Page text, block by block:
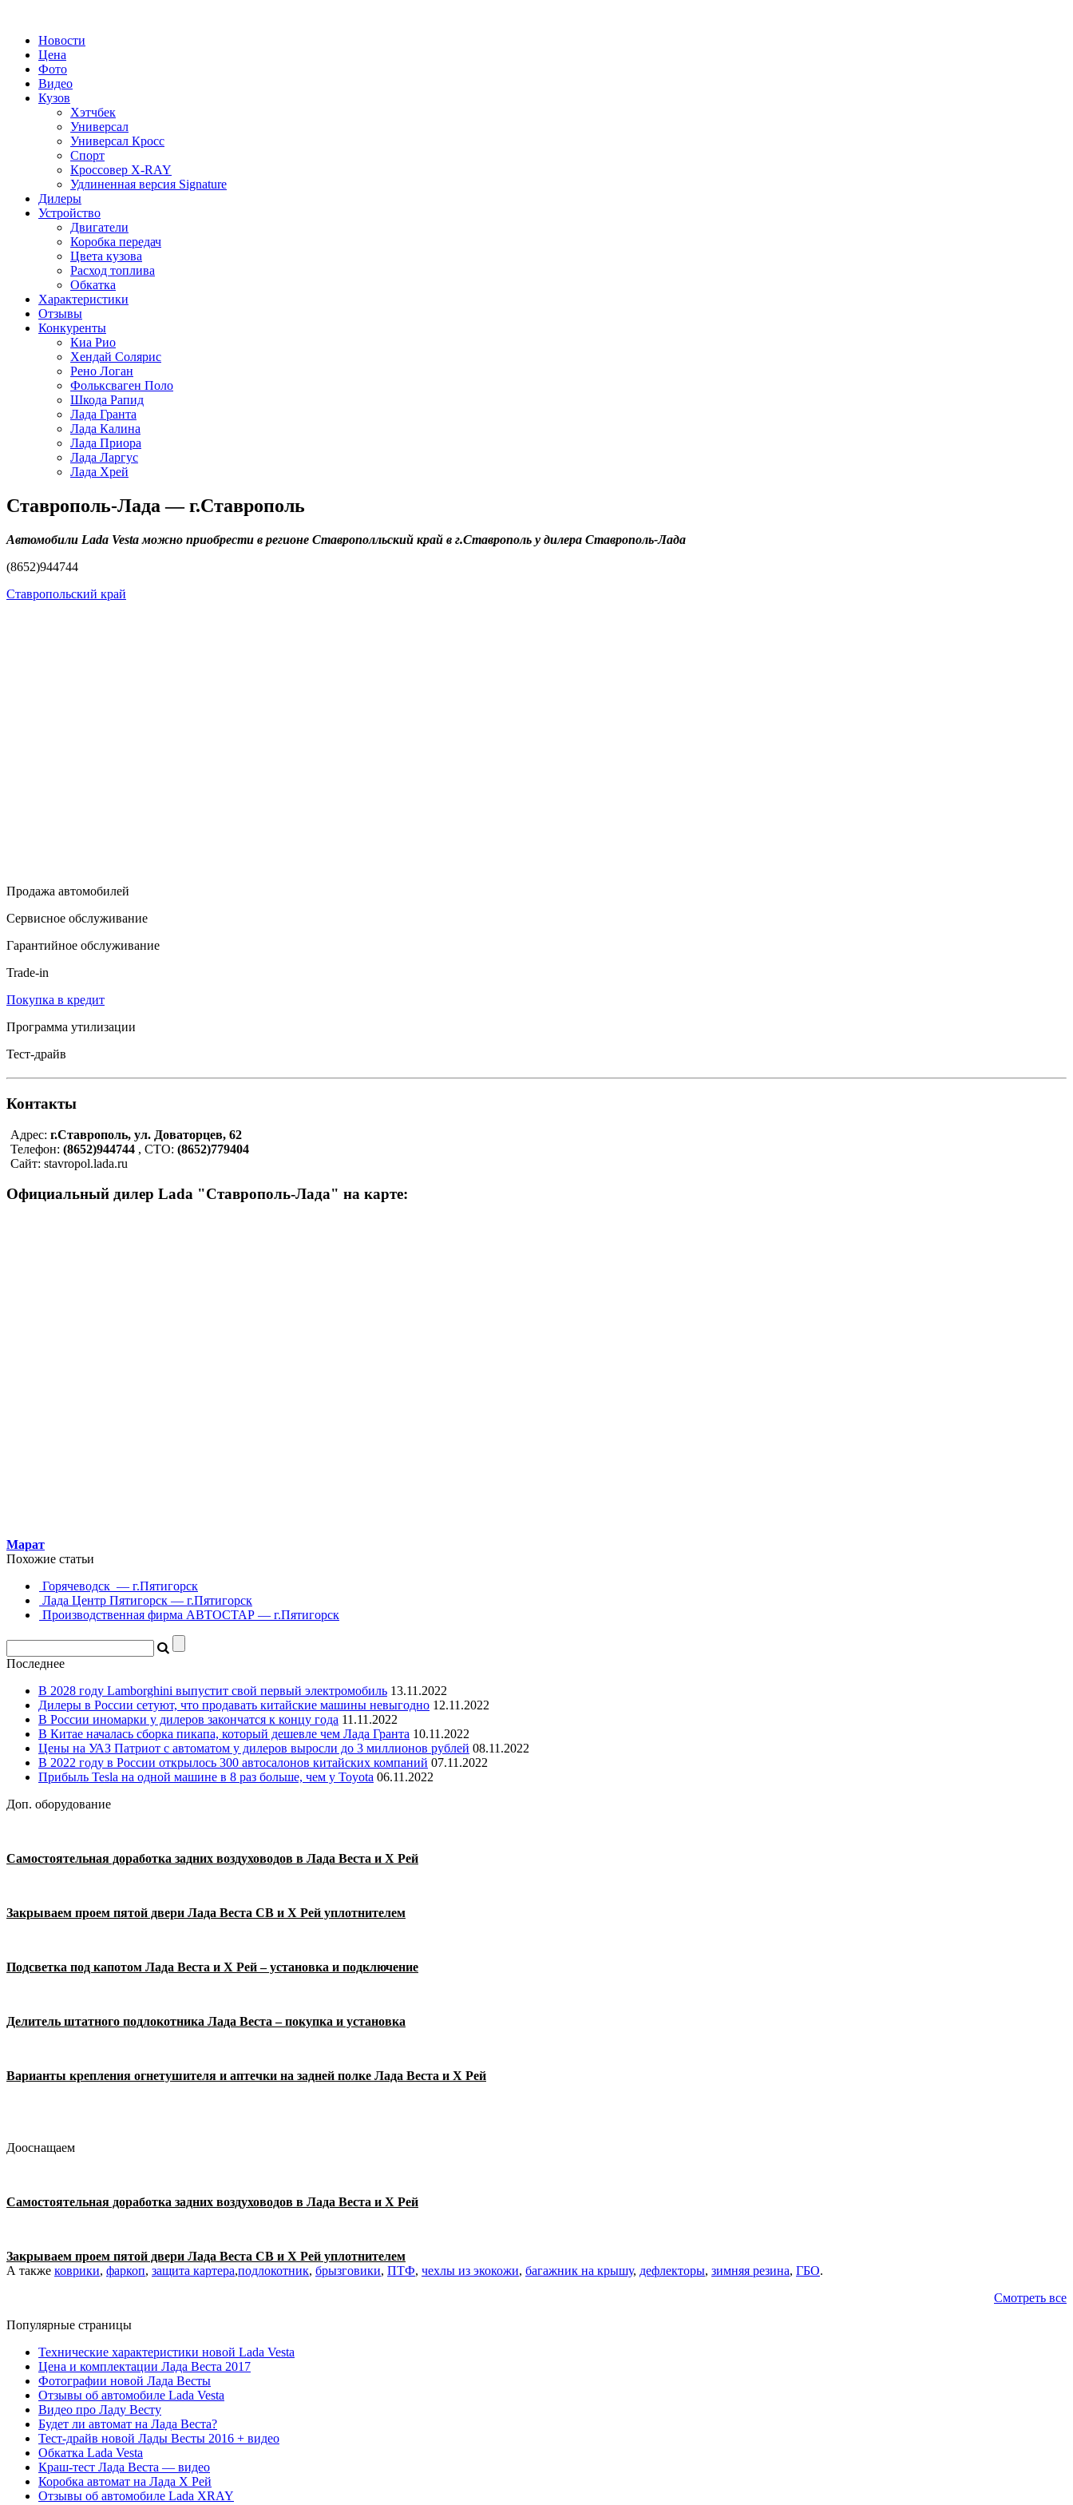
Новости
Цена
Фото
Видео
Кузов
Хэтчбек
Универсал
Универсал Кросс
Спорт
Кроссовер X-RAY
Удлиненная версия Signature
Дилеры
Устройство
Двигатели
Коробка передач
Цвета кузова
Расход топлива
Обкатка
Характеристики
Отзывы
Конкуренты
Киа Рио
Хендай Солярис
Рено Логан
Фольксваген Поло
Шкода Рапид
Лада Гранта
Лада Калина
Лада Приора
Лада Ларгус
Лада Хрей
Ставрополь-Лада — г.Ставрополь
Автомобили Lada Vesta можно приобрести в регионе Ставрополльский край в г.Ставрополь у дилера Ставрополь-Лада
(8652)944744
Ставропольский край
Продажа автомобилей
Сервисное обслуживание
Гарантийное обслуживание
Trade-in
Покупка в кредит
Программа утилизации
Тест-драйв
Контакты
Адрес: г.Ставрополь, ул. Доваторцев, 62
Телефон: (8652)944744 , СТО: (8652)779404
Сайт: stavropol.lada.ru
Официальный дилер Lada "Ставрополь-Лада" на карте:
Марат
Похожие статьи
Горячеводск — г.Пятигорск
Лада Центр Пятигорск — г.Пятигорск
Производственная фирма АВТОСТАР — г.Пятигорск
Последнее
В 2028 году Lamborghini выпустит свой первый электромобиль 13.11.2022
Дилеры в России сетуют, что продавать китайские машины невыгодно 12.11.2022
В России иномарки у дилеров закончатся к концу года 11.11.2022
В Китае началась сборка пикапа, который дешевле чем Лада Гранта 10.11.2022
Цены на УАЗ Патриот с автоматом у дилеров выросли до 3 миллионов рублей 08.11.2022
В 2022 году в России открылось 300 автосалонов китайских компаний 07.11.2022
Прибыль Tesla на одной машине в 8 раз больше, чем у Toyota 06.11.2022
Доп. оборудование
Самостоятельная доработка задних воздуховодов в Лада Веста и Х Рей
Закрываем проем пятой двери Лада Веста СВ и Х Рей уплотнителем
Подсветка под капотом Лада Веста и Х Рей – установка и подключение
Делитель штатного подлокотника Лада Веста – покупка и установка
Варианты крепления огнетушителя и аптечки на задней полке Лада Веста и Х Рей
Дооснащаем
Самостоятельная доработка задних воздуховодов в Лада Веста и Х Рей
Закрываем проем пятой двери Лада Веста СВ и Х Рей уплотнителем
А также коврики, фаркоп, защита картера,подлокотник, брызговики, ПТФ, чехлы из экокожи, багажник на крышу, дефлекторы, зимняя резина, ГБО.
Смотреть все
Популярные страницы
Технические характеристики новой Lada Vesta
Цена и комплектации Лада Веста 2017
Фотографии новой Лада Весты
Отзывы об автомобиле Lada Vesta
Видео про Ладу Весту
Будет ли автомат на Лада Веста?
Тест-драйв новой Лады Весты 2016 + видео
Обкатка Lada Vesta
Краш-тест Лада Веста — видео
Коробка автомат на Лада Х Рей
Отзывы об автомобиле Lada XRAY